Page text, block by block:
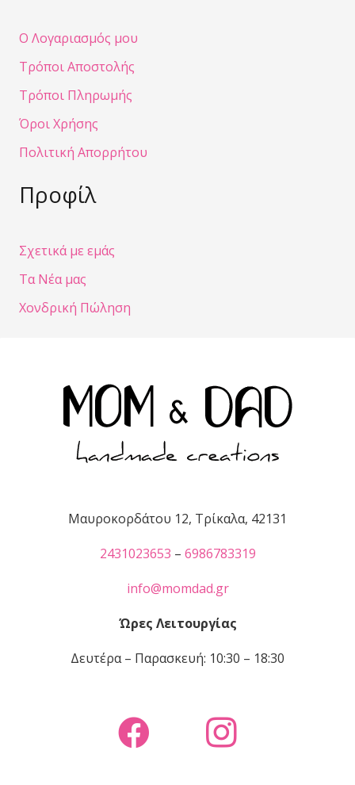
Ο Λογαριασμός μου
Τρόποι Αποστολής
Τρόποι Πληρωμής
Όροι Χρήσης
Πολιτική Απορρήτου
Προφίλ
Σχετικά με εμάς
Τα Νέα μας
Χονδρική Πώληση
Μαυροκορδάτου 12, Τρίκαλα, 42131
2431023653 – 6986783319
info@momdad.gr
Ώρες Λειτουργίας
Δευτέρα – Παρασκευή: 10:30 – 18:30